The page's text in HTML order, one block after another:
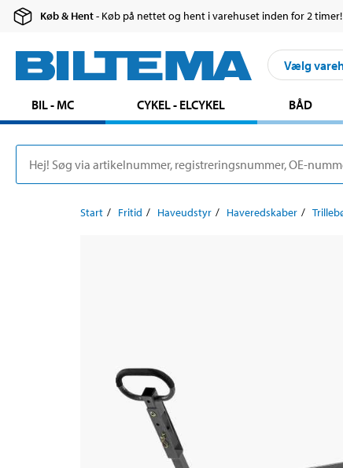
Køb & Hent- Køb på nettet og hent i varehuset inden for 2 timer!
Vælg
BIL - MC CYKEL - ELCYKEL BÅD
Start Fritid Haveudstyr Haveredskaber